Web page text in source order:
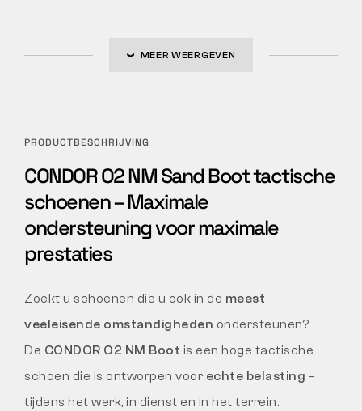
MEER WEERGEVEN
PRODUCTBESCHRIJVING
CONDOR O2 NM Sand Boot tactische
schoenen – Maximale
ondersteuning voor maximale
prestaties
Zoekt u schoenen die u ook in de meest
veeleisende omstandigheden ondersteunen?
De CONDOR O2 NM Boot is een hoge tactische
schoen die is ontworpen voor echte belasting –
tijdens het werk, in dienst en in het terrein.